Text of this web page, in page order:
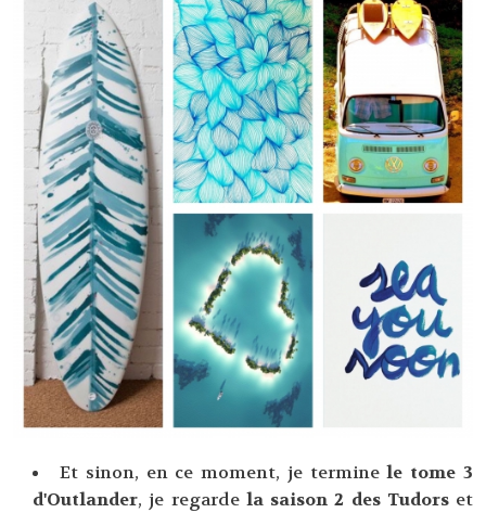
Et sinon, en ce moment, je terminele tome 3
d'Outlander, je regarde la saison 2 des Tudorset